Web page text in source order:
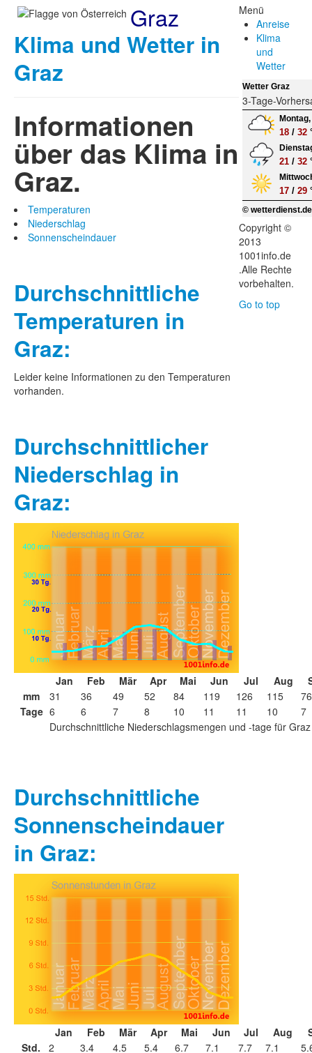
Graz
Klima und Wetter in
Graz
Informationen
über das Klima in
Graz.
Temperaturen
Niederschlag
Sonnenscheindauer
Durchschnittliche
Temperaturen in
Graz:
Leider keine Informationen zu den Temperaturen
vorhanden.
Durchschnittlicher
Niederschlag in
Graz:
Jan Feb Mär Apr Mai Jun Jul Aug
Durchschnittliche Niederschlagsmengen und -tage für Graz
mm 31 36 49 52 84 119 126 115
76
Tage 6 6 7 8 10 11 11 10 7
Durchschnittliche
Sonnenscheindauer
in Graz:
Jan Feb Mär Apr Mai Jun Jul Aug
Std.
2 3.4 4.5 5.4 6.7 7.1 7.7 7.1
Menü
Anreise
Klima
und
Wetter
Wetter Graz
3-Tage-
18 /32
21 /32
17 /29
© wetterdienst.de
Copyright ©
2013
1001info.de
.Alle Rechte
vorbehalten.
Go to top